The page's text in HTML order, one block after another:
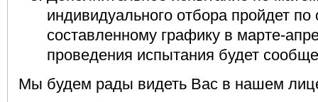
индивидуального отбора пройдет по
составленному графику в марте-
проведения испытания будет
Мы будем рады видеть Вас в нашем